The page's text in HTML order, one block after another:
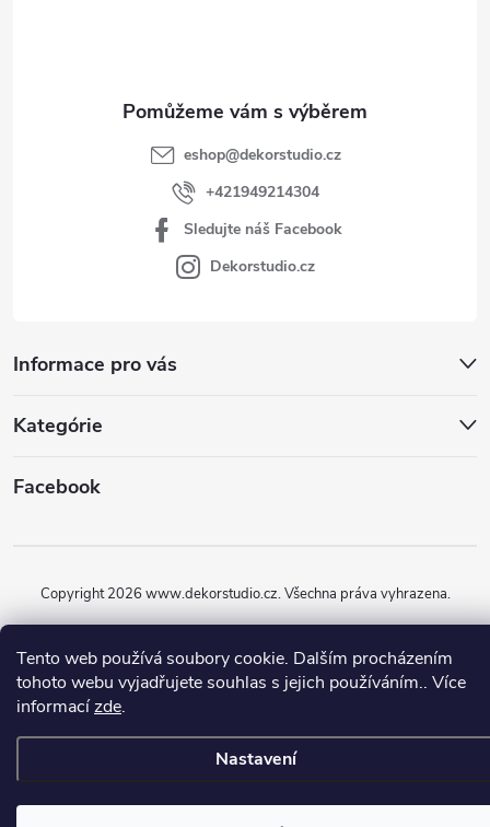
Tento web používá soubory cookie. Dalším procházením
tohoto webu vyjadřujete souhlas s jejich používáním.. Více
informacízde.
Nastavení
Informace pro vás
Kategórie
Facebook
eshop@dekorstudio.cz
+421949214304
Sledujte náš Facebook
Dekorstudio.cz
Copyright 2026 www.dekorstudio.cz. Všechna práva vyhrazena.